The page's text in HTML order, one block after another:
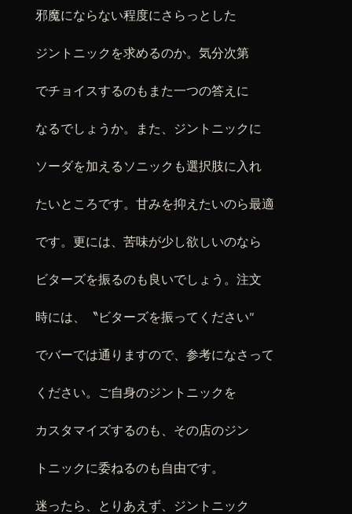
邪魔にならない程度にさらっとした
ジントニックを求めるのか。気分次第
でチョイスするのもまた一つの答えに
なるでしょうか。また、ジントニックに
ソーダを加えるソニックも選択肢に入れ
たいところです。甘みを抑えたいのら最適
です。更には、苦味が少し欲しいのなら
ビターズを振るのも良いでしょう。注文
時には、〝ビターズを振ってください″
でバーでは通りますので、参考になさって
ください。ご自身のジントニックを
カスタマイズするのも、その店のジン
トニックに委ねるのも自由です。
迷ったら、とりあえず、ジントニック